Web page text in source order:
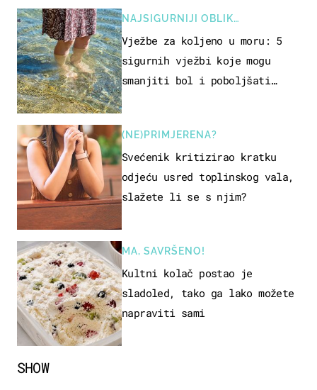
SHOW
NAJSIGURNIJI OBLIK
REKREACIJE
Vježbe za koljeno u moru: 5
sigurnih vježbi koje mogu
smanjiti bol i poboljšati
(NE)PRIMJERENA?
Svećenik kritizirao kratku
odjeću usred toplinskog vala,
slažete li se s njim?
MA, SAVRŠENO!
Kultni kolač postao je
sladoled, tako ga lako možete
napraviti sami